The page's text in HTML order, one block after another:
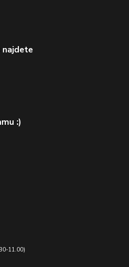
najdete
:)
11.00)